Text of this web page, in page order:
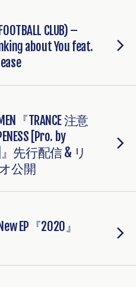
CLUB) –
about You feat.
『TRANCE 注意
[Pro. by
』先行配信 & リ
公開
EP『2020』